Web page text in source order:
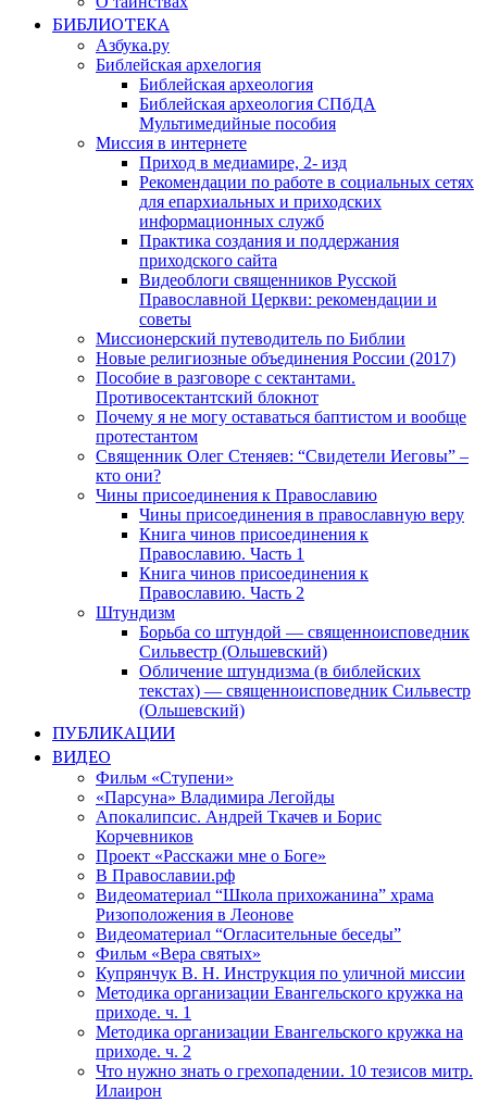
БИБЛИОТЕКА
Азбука.ру
Библейская архелогия
Библейская археология
Библейская археология СПбДА
Мультимедийные пособия
Миссия в интернете
Приход в медиамире, 2- изд
Рекомендации по работе в социальных сетях
для епархиальных и приходских
информационных служб
Практика создания и поддержания
приходского сайта
Видеоблоги священников Русской
Православной Церкви: рекомендации и
советы
Миссионерский путеводитель по Библии
Новые религиозные объединения России (2017)
Пособие в разговоре с сектантами.
Противосектантский блокнот
Почему я не могу оставаться баптистом и вообще
протестантом
Священник Олег Стеняев: “Свидетели Иеговы” –
кто они?
Чины присоединения к Православию
Чины присоединения в православную веру
Книга чинов присоединения к
Православию. Часть 1
Книга чинов присоединения к
Православию. Часть 2
Штундизм
Борьба со штундой — священноисповедник
Сильвестр (Ольшевский)
Обличение штундизма (в библейских
текстах) — священноисповедник Сильвестр
(Ольшевский)
ПУБЛИКАЦИИ
ВИДЕО
Фильм «Ступени»
«Парсуна» Владимира Легойды
Апокалипсис. Андрей Ткачев и Борис
Корчевников
Проект «Расскажи мне о Боге»
В Православии.рф
Видеоматериал “Школа прихожанина” храма
Ризоположения в Леонове
Видеоматериал “Огласительные беседы”
Фильм «Вера святых»
Купрянчук В. Н. Инструкция по уличной миссии
Методика организации Евангельского кружка на
приходе. ч. 1
Методика организации Евангельского кружка на
приходе. ч. 2
Что нужно знать о грехопадении. 10 тезисов митр.
Илаирон